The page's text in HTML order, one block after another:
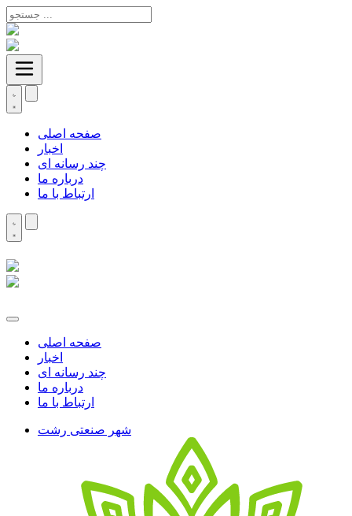
صفحه اصلی
اخبار
چند رسانه ای
درباره ما
ارتباط با ما
صفحه اصلی
اخبار
چند رسانه ای
درباره ما
ارتباط با ما
شهر صنعتی رشت